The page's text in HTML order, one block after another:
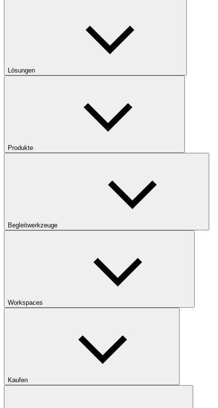
Lösungen
Produkte
Begleitwerkzeuge
Workspaces
Kaufen